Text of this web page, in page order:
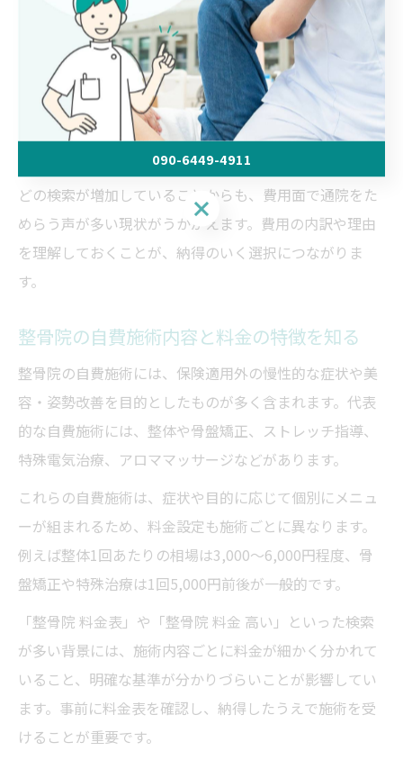
また、近年は患者のニーズが多様化し、より専門的なケ
アや最新機器を使った施術が増えています。これによ
り、技術料や設備費が上乗せされるケースが多く、結果
的に整骨院の自費料金が高くなる傾向があります。
例えば「整骨院 料金 高い」「整骨院自費 料金相場」な
どの検索が増加していることからも、費用面で通院をた
めらう声が多い現状がうかがえます。費用の内訳や理由
を理解しておくことが、納得のいく選択につながりま
す。
整骨院の自費施術内容と料金の特徴を知る
整骨院の自費施術には、保険適用外の慢性的な症状や美
容・姿勢改善を目的としたものが多く含まれます。代表
的な自費施術には、整体や骨盤矯正、ストレッチ指導、
特殊電気治療、アロママッサージなどがあります。
これらの自費施術は、症状や目的に応じて個別にメニュ
ーが組まれるため、料金設定も施術ごとに異なります。
例えば整体1回あたりの相場は3,000～6,000円程度、骨
盤矯正や特殊治療は1回5,000円前後が一般的です。
「整骨院 料金表」や「整骨院 料金 高い」といった検索
が多い背景には、施術内容ごとに料金が細かく分かれて
いること、明確な基準が分かりづらいことが影響してい
ます。事前に料金表を確認し、納得したうえで施術を受
けることが重要です。
090-6449-4911
090-6449-4911